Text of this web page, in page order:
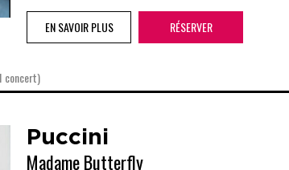
EN SAVOIR PLUS RÉSERVER
concert)
Puccini
Madame Butterfly